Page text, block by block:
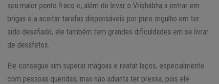
seu maior ponto fraco e, além de levar o Vrishabha a entrar em
brigas e a aceitar tarefas dispensáveis por puro orgulho em ter
sido desafiado, ele também tem grandes dificuldades em se livrar
de desafetos.
Ele consegue sim superar mágoas e reatar laços, especialmente
com pessoas queridas, mas não adianta ter pressa, pois ele